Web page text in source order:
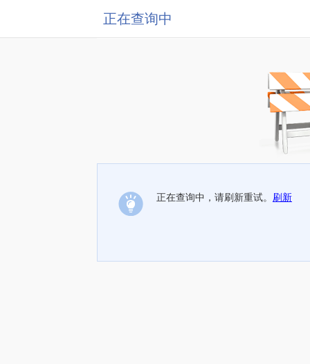
正在查询中
正在查询中，请刷新重试。 刷新